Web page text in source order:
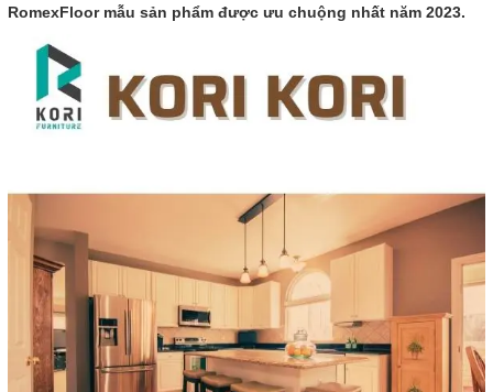
RomexFloor mẫu sản phẩm được ưu chuộng nhất năm 2023.